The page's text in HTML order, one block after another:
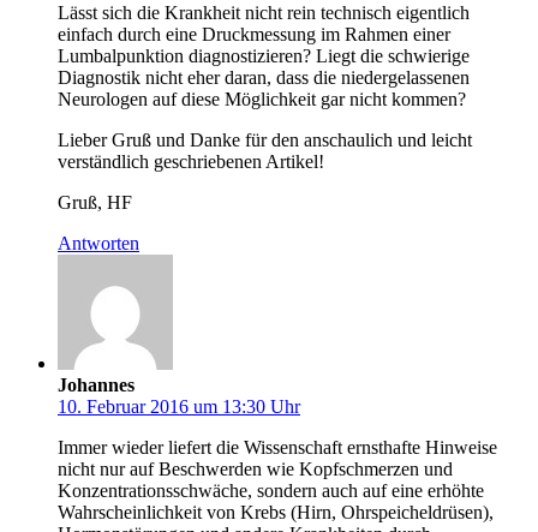
Lässt sich die Krankheit nicht rein technisch eigentlich
einfach durch eine Druckmessung im Rahmen einer
Lumbalpunktion diagnostizieren? Liegt die schwierige
Diagnostik nicht eher daran, dass die niedergelassenen
Neurologen auf diese Möglichkeit gar nicht kommen?
Lieber Gruß und Danke für den anschaulich und leicht
verständlich geschriebenen Artikel!
Gruß, HF
Antworten
Johannes
10. Februar 2016 um 13:30 Uhr
Immer wieder liefert die Wissenschaft ernsthafte Hinweise
nicht nur auf Beschwerden wie Kopfschmerzen und
Konzentrationsschwäche, sondern auch auf eine erhöhte
Wahrscheinlichkeit von Krebs (Hirn, Ohrspeicheldrüsen),